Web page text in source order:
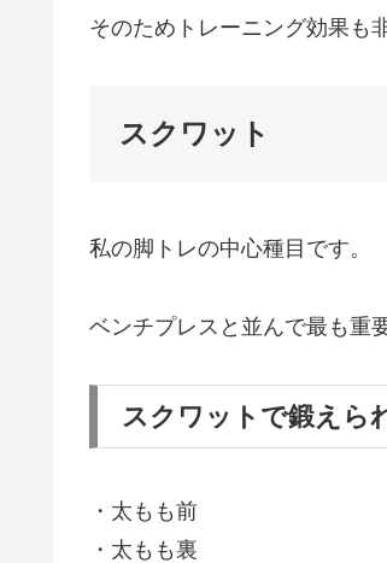
そのためトレーニング効果も
スクワット
私の脚トレの中心種目です。
ベンチプレスと並んで最も重
スクワットで鍛えら
・太もも前
・太もも裏